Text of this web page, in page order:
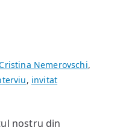
Nemerovschi,
, invitat
nostru din